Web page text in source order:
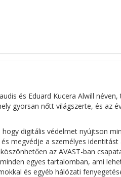
és Eduard Kucera Alwill
gyorsan nőtt világszerte, és az
hogy digitális védelmet nyújtson
megvédje a személyes
az AVAST-ban
egyes tartalomban, ami
és egyéb hálózati